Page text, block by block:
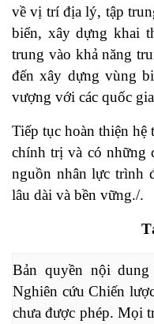
về vị trí địa lý, tập
biển, xây dựng khai
trung vào khả năng
đến xây dựng vùng
vượng với các quốc
Tiếp tục hoàn thiện
chính trị và có những
nguồn nhân lực trình
lâu dài và bền vững./.
Bản quyền nội
Nghiên cứu Chiến
chưa được phép. Mọi